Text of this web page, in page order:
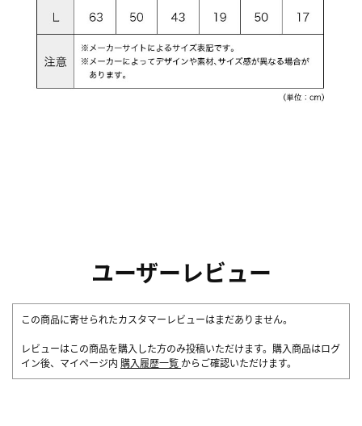
ユーザーレビュー
この商品に寄せられたカスタマーレビューはまだありません。
レビューはこの商品を購入した方のみ投稿いただけます。購入商品はログ
イン後、マイページ内 購入履歴一覧 からご確認いただけます。